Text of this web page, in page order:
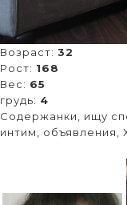
Возраст: 32
Рост: 168
Вес: 65
грудь: 4
Содержанки, ищу
интим, объявления,